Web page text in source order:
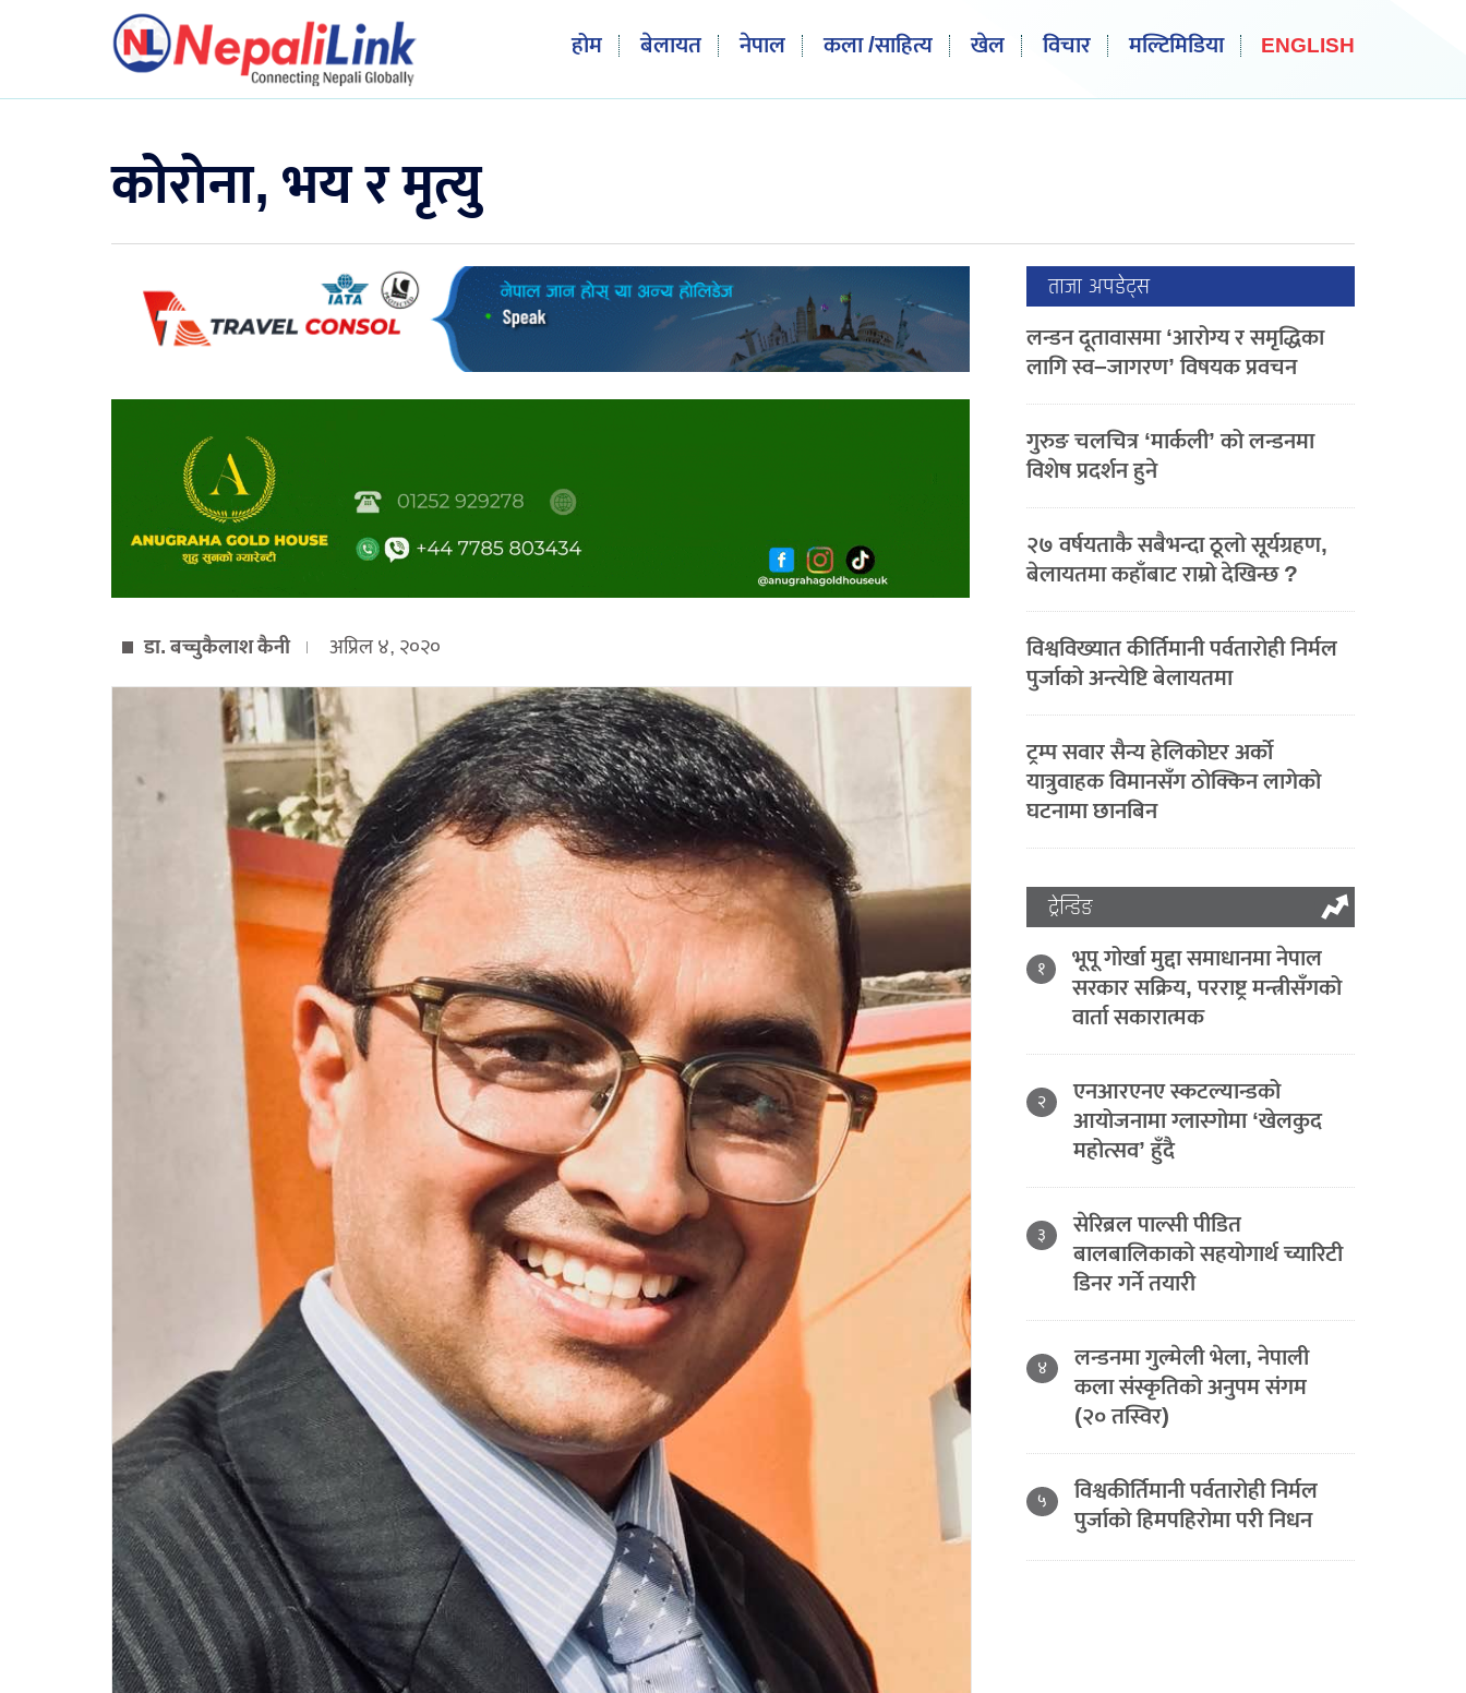
होम बेलायत नेपाल कला /साहित्य खेल विचार मल्टिमिडिया ENGLISH
कोरोना, भय र मृत्यु
डा. बच्चुकैलाश कैनी अप्रिल ४, २०२०
ताजा अपडेट्स
लन्डन दूतावासमा ‘आरोग्य र समृद्धिका
लागि स्व–जागरण’ विषयक प्रवचन
गुरुङ चलचित्र ‘मार्कली’ को लन्डनमा
विशेष प्रदर्शन हुने
२७ वर्षयताकै सबैभन्दा ठूलो सूर्यग्रहण,
बेलायतमा कहाँबाट राम्रो देखिन्छ ?
विश्वविख्यात कीर्तिमानी पर्वतारोही निर्मल
पुर्जाको अन्त्येष्टि बेलायतमा
ट्रम्प सवार सैन्य हेलिकोप्टर अर्को
यात्रुवाहक विमानसँग ठोक्किन लागेको
घटनामा छानबिन
ट्रेन्डिङ
१ भूपू गोर्खा मुद्दा समाधानमा नेपाल
सरकार सक्रिय, परराष्ट्र मन्त्रीसँगको
वार्ता सकारात्मक
२ एनआरएनए स्कटल्यान्डको
आयोजनामा ग्लास्गोमा ‘खेलकुद
महोत्सव’ हुँदै
३ सेरिब्रल पाल्सी पीडित
बालबालिकाको सहयोगार्थ च्यारिटी
डिनर गर्ने तयारी
४ लन्डनमा गुल्मेली भेला, नेपाली
कला संस्कृतिको अनुपम संगम
(२० तस्विर)
५ विश्वकीर्तिमानी पर्वतारोही निर्मल
पुर्जाको हिमपहिरोमा परी निधन